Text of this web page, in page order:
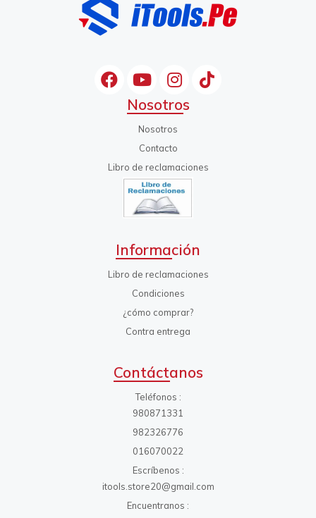
Nosotros
Nosotros
Contacto
Libro de reclamaciones
Información
Libro de reclamaciones
Condiciones
¿cómo comprar?
Contra entrega
Contáctanos
Teléfonos
980871331
982326776
016070022
Escríbenos
itools.store20@gmail.com
Encuentranos